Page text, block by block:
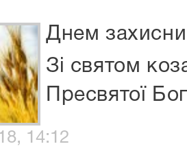
Днем
Зі святом
Пресвятої
14:12